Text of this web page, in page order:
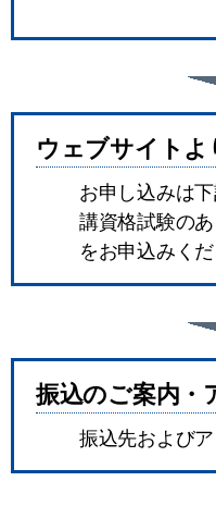
ウェブサイトよ
お申し込みは
講資格試験の
をお申込みくだ
振込のご案内・
振込先および